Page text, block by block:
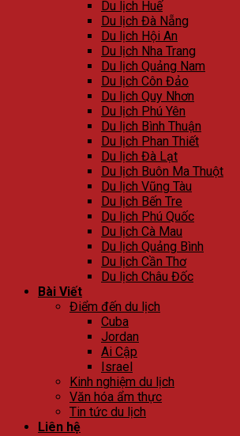
Du lịch Huế
Du lịch Đà Nẵng
Du lịch Hội An
Du lịch Nha Trang
Du lịch Quảng Nam
Du lịch Côn Đảo
Du lịch Quy Nhơn
Du lịch Phú Yên
Du lịch Bình Thuận
Du lịch Phan Thiết
Du lịch Đà Lạt
Du lịch Buôn Ma Thuột
Du lịch Vũng Tàu
Du lịch Bến Tre
Du lịch Phú Quốc
Du lịch Cà Mau
Du lịch Quảng Bình
Du lịch Cần Thơ
Du lịch Châu Đốc
Bài Viết
Điểm đến du lịch
Cuba
Jordan
Ai Cập
Israel
Kinh nghiệm du lịch
Văn hóa ẩm thực
Tin tức du lịch
Liên hệ